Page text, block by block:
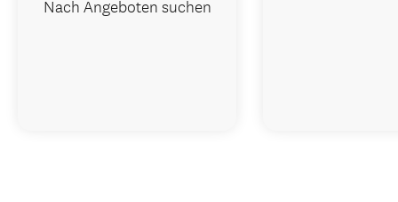
Nach Angeboten suchen